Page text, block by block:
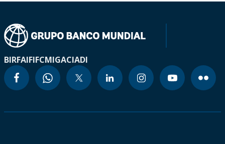
BIRFAIFIFCMIGACIADI